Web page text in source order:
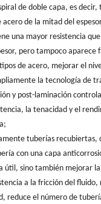
de doble capa, es decir,
de la mitad del
una mayor resistencia
pero tampoco aparece
de acero, mejorar el
la tecnología de
y post-laminación
la tenacidad y el
tuberías recubiertas,
con una capa
útil, sino también mejorar
a la fricción del fluido,
reduce el número de